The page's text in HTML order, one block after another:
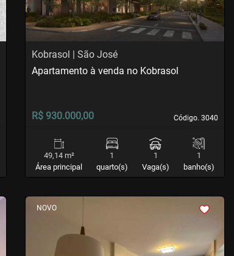
Kobrasol | São José
Código. 3040
Código. 3040
Apartamento à venda no Kobrasol
R$ 930.000,00
49,14 m²
Área principal
1
quarto(s)
1
Vaga(s)
1
banho(s)
NOVO
< <<<